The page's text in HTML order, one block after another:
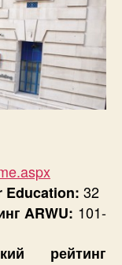
Education: 32
ARWU: 101-
рейтинг